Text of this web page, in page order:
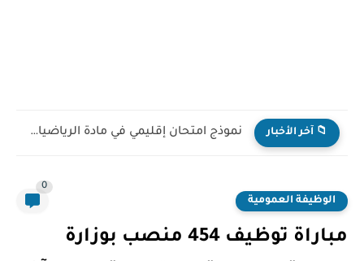
📁 آخر الأخبار نموذج امتحان إقليمي في مادة الرياضيات للمستوى السادس ابتدائي...
الوظيفة العمومية
0
مباراة توظيف 454 منصب بوزارة